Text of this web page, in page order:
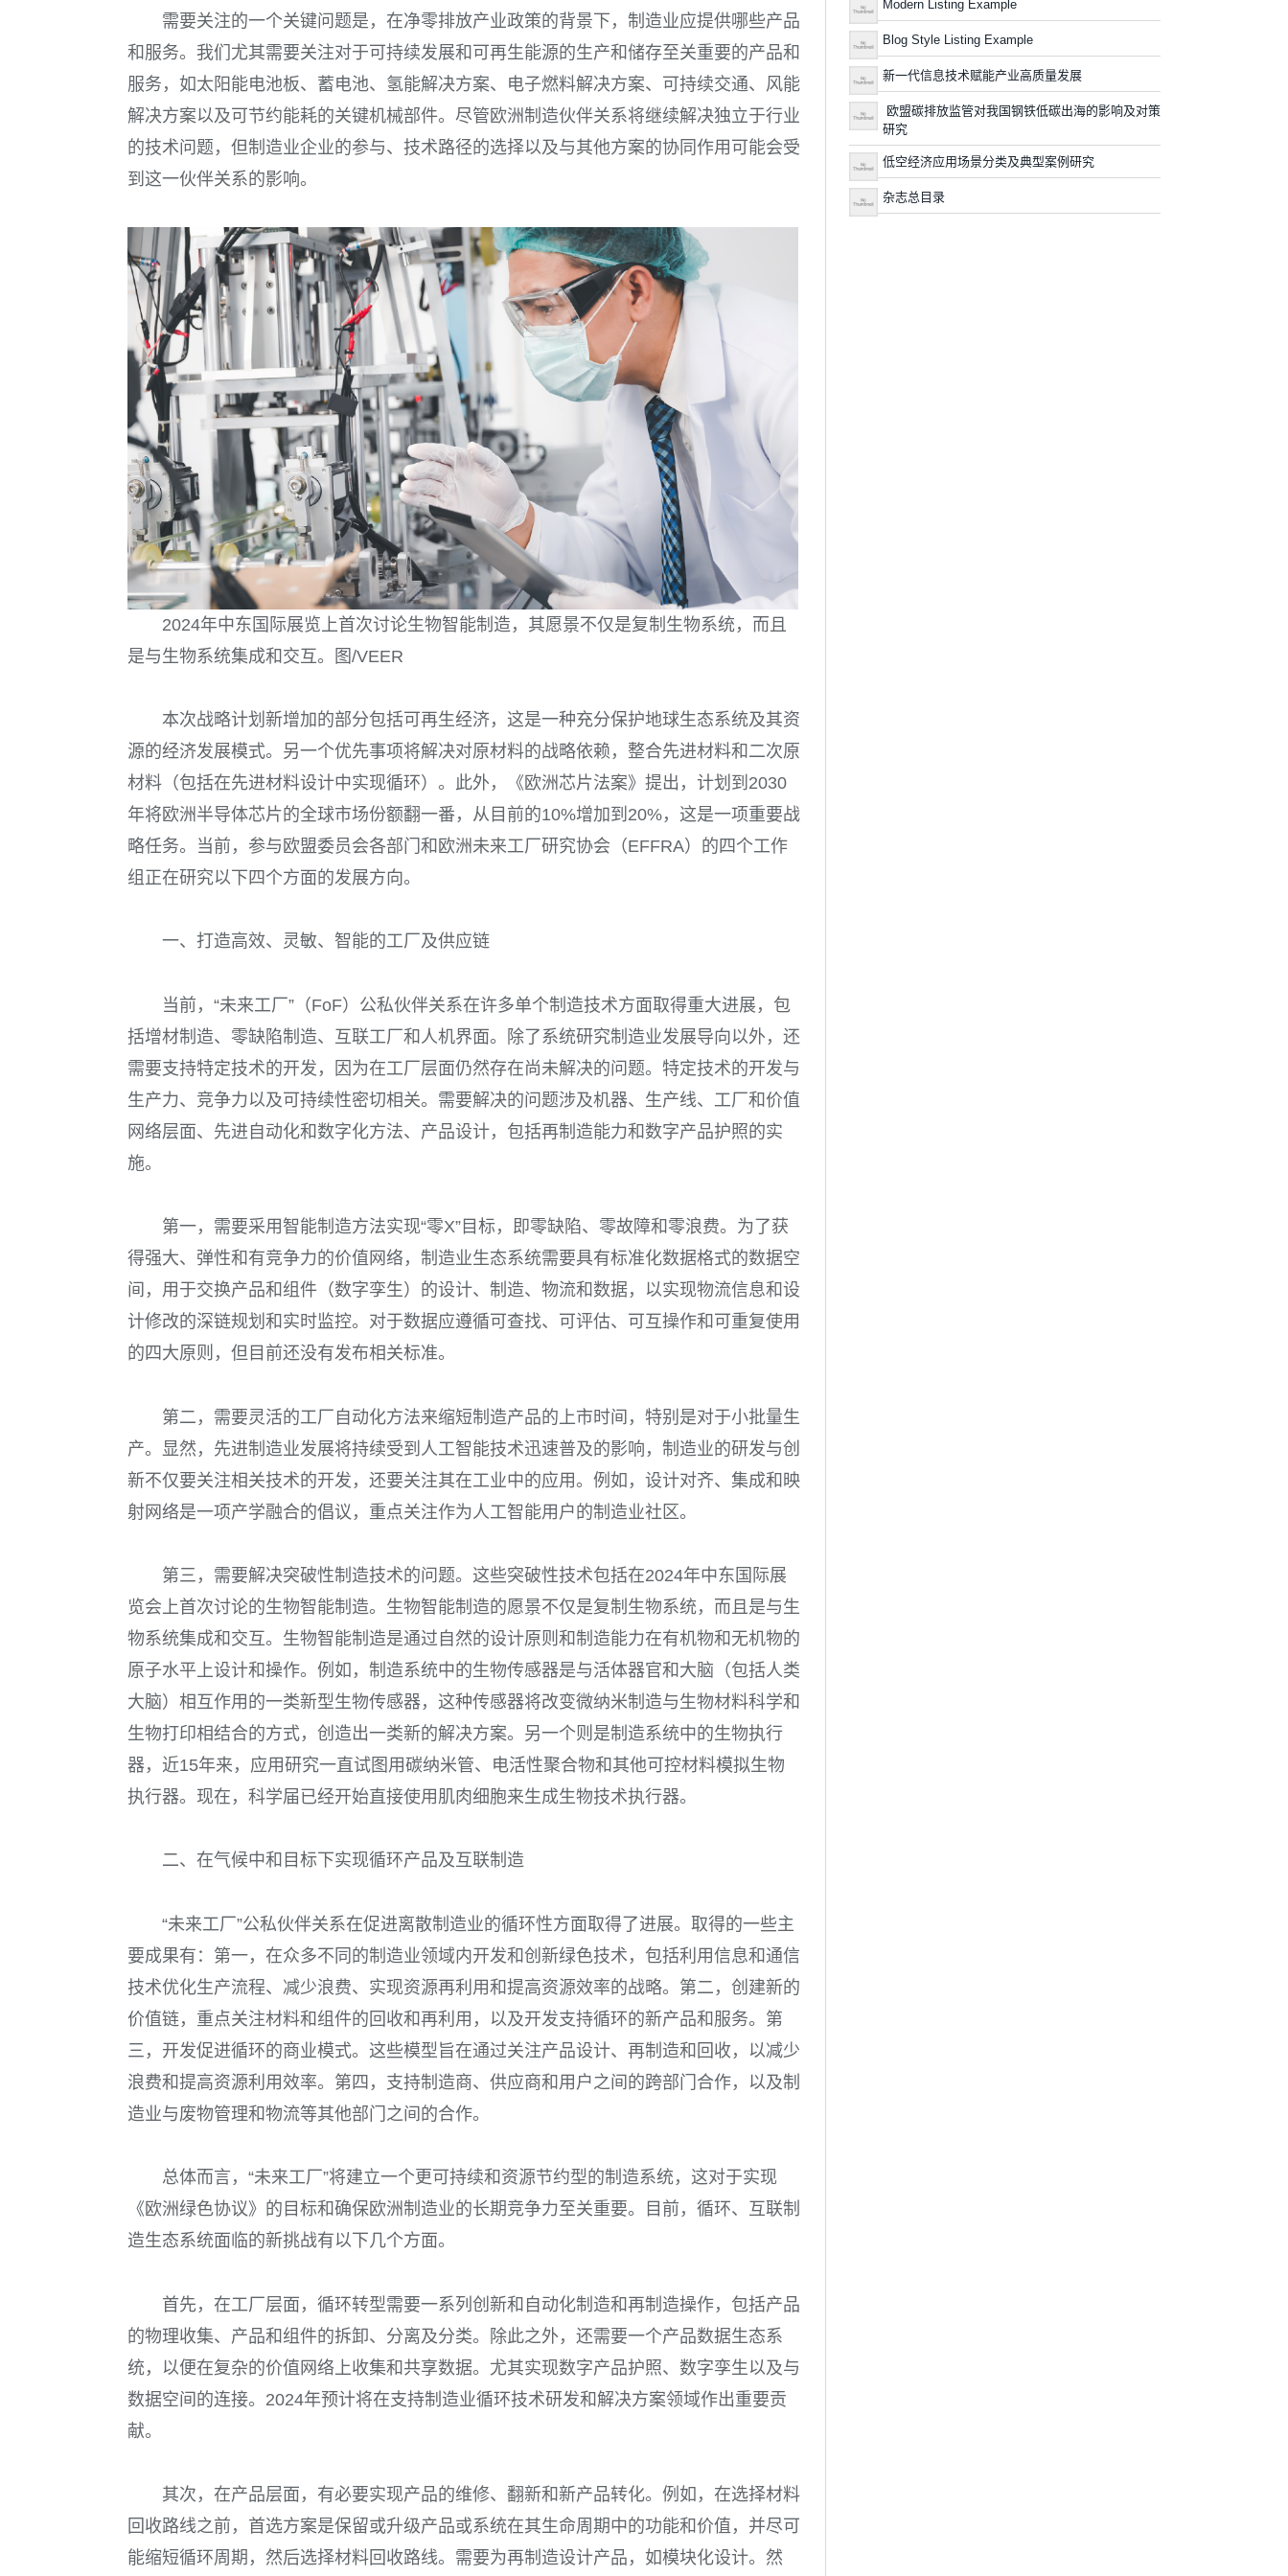
需要关注的一个关键问题是，在净零排放产业政策的背景下，制造业应提供哪些产品
和服务。我们尤其需要关注对于可持续发展和可再生能源的生产和储存至关重要的产品和
服务，如太阳能电池板、蓄电池、氢能解决方案、电子燃料解决方案、可持续交通、风能
解决方案以及可节约能耗的关键机械部件。尽管欧洲制造伙伴关系将继续解决独立于行业
的技术问题，但制造业企业的参与、技术路径的选择以及与其他方案的协同作用可能会受
到这一伙伴关系的影响。
2024年中东国际展览上首次讨论生物智能制造，其愿景不仅是复制生物系统，而且
是与生物系统集成和交互。图/VEER
本次战略计划新增加的部分包括可再生经济，这是一种充分保护地球生态系统及其资
源的经济发展模式。另一个优先事项将解决对原材料的战略依赖，整合先进材料和二次原
材料（包括在先进材料设计中实现循环）。此外，《欧洲芯片法案》提出，计划到2030
年将欧洲半导体芯片的全球市场份额翻一番，从目前的10%增加到20%，这是一项重要战
略任务。当前，参与欧盟委员会各部门和欧洲未来工厂研究协会（EFFRA）的四个工作
组正在研究以下四个方面的发展方向。
一、打造高效、灵敏、智能的工厂及供应链
当前，“未来工厂”（FoF）公私伙伴关系在许多单个制造技术方面取得重大进展，包
括增材制造、零缺陷制造、互联工厂和人机界面。除了系统研究制造业发展导向以外，还
需要支持特定技术的开发，因为在工厂层面仍然存在尚未解决的问题。特定技术的开发与
生产力、竞争力以及可持续性密切相关。需要解决的问题涉及机器、生产线、工厂和价值
网络层面、先进自动化和数字化方法、产品设计，包括再制造能力和数字产品护照的实
施。
第一，需要采用智能制造方法实现“零X”目标，即零缺陷、零故障和零浪费。为了获
得强大、弹性和有竞争力的价值网络，制造业生态系统需要具有标准化数据格式的数据空
间，用于交换产品和组件（数字孪生）的设计、制造、物流和数据，以实现物流信息和设
计修改的深链规划和实时监控。对于数据应遵循可查找、可评估、可互操作和可重复使用
的四大原则，但目前还没有发布相关标准。
第二，需要灵活的工厂自动化方法来缩短制造产品的上市时间，特别是对于小批量生
产。显然，先进制造业发展将持续受到人工智能技术迅速普及的影响，制造业的研发与创
新不仅要关注相关技术的开发，还要关注其在工业中的应用。例如，设计对齐、集成和映
射网络是一项产学融合的倡议，重点关注作为人工智能用户的制造业社区。
第三，需要解决突破性制造技术的问题。这些突破性技术包括在2024年中东国际展
览会上首次讨论的生物智能制造。生物智能制造的愿景不仅是复制生物系统，而且是与生
物系统集成和交互。生物智能制造是通过自然的设计原则和制造能力在有机物和无机物的
原子水平上设计和操作。例如，制造系统中的生物传感器是与活体器官和大脑（包括人类
大脑）相互作用的一类新型生物传感器，这种传感器将改变微纳米制造与生物材料科学和
生物打印相结合的方式，创造出一类新的解决方案。另一个则是制造系统中的生物执行
器，近15年来，应用研究一直试图用碳纳米管、电活性聚合物和其他可控材料模拟生物
执行器。现在，科学届已经开始直接使用肌肉细胞来生成生物技术执行器。
二、在气候中和目标下实现循环产品及互联制造
“未来工厂”公私伙伴关系在促进离散制造业的循环性方面取得了进展。取得的一些主
要成果有：第一，在众多不同的制造业领域内开发和创新绿色技术，包括利用信息和通信
技术优化生产流程、减少浪费、实现资源再利用和提高资源效率的战略。第二，创建新的
价值链，重点关注材料和组件的回收和再利用，以及开发支持循环的新产品和服务。第
三，开发促进循环的商业模式。这些模型旨在通过关注产品设计、再制造和回收，以减少
浪费和提高资源利用效率。第四，支持制造商、供应商和用户之间的跨部门合作，以及制
造业与废物管理和物流等其他部门之间的合作。
总体而言，“未来工厂”将建立一个更可持续和资源节约型的制造系统，这对于实现
《欧洲绿色协议》的目标和确保欧洲制造业的长期竞争力至关重要。目前，循环、互联制
造生态系统面临的新挑战有以下几个方面。
首先，在工厂层面，循环转型需要一系列创新和自动化制造和再制造操作，包括产品
的物理收集、产品和组件的拆卸、分离及分类。除此之外，还需要一个产品数据生态系
统，以便在复杂的价值网络上收集和共享数据。尤其实现数字产品护照、数字孪生以及与
数据空间的连接。2024年预计将在支持制造业循环技术研发和解决方案领域作出重要贡
献。
其次，在产品层面，有必要实现产品的维修、翻新和新产品转化。例如，在选择材料
回收路线之前，首选方案是保留或升级产品或系统在其生命周期中的功能和价值，并尽可
能缩短循环周期，然后选择材料回收路线。需要为再制造设计产品，如模块化设计。然
Modern Listing Example
Blog Style Listing Example
新一代信息技术赋能产业高质量发展
欧盟碳排放监管对我国钢铁低碳出海的影响及对策
研究
低空经济应用场景分类及典型案例研究
杂志总目录